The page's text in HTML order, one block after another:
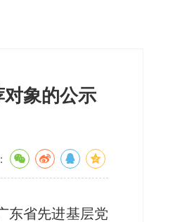
象的公示
东省先进基层党